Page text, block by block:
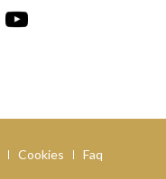
Cookies Faq